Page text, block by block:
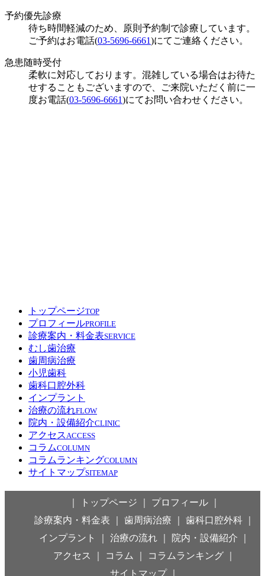
予約優先診療
待ち時間軽減のため、原則予約制で診療しています。
ご予約はお電話(03-5696-6661)にてご連絡ください。
急患随時受付
柔軟に対応しております。混雑している場合はお待た
せすることもございますので、ご来院いただく前に一
度お電話(03-5696-6661)にてお問い合わせください。
トップページTOP
プロフィールPROFILE
診療案内・料金表SERVICE
むし歯治療
歯周病治療
小児歯科
歯科口腔外科
インプラント
治療の流れFLOW
院内・設備紹介CLINIC
アクセスACCESS
コラムCOLUMN
コラムランキングCOLUMN
サイトマップSITEMAP
｜ トップページ ｜
プロフィール ｜
診療案内・料金表 ｜
歯周病治療 ｜
歯科口腔外科 ｜
インプラント ｜
治療の流れ ｜
院内・設備紹介 ｜
アクセス ｜
コラム ｜
コラムランキング ｜
サイトマップ ｜